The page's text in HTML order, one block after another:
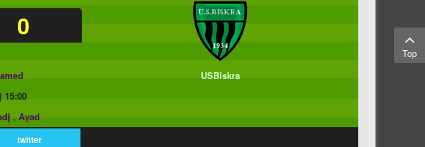
0
USBiskra
| 15:00
, Ayad
twitter
Top